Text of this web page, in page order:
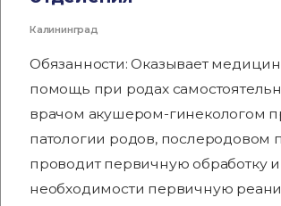
Калининград
Обязанности: Оказывает
помощь при родах
врачом акушером-гинекологом
патологии родов, послеродовом
проводит первичную обработку
необходимости первичную